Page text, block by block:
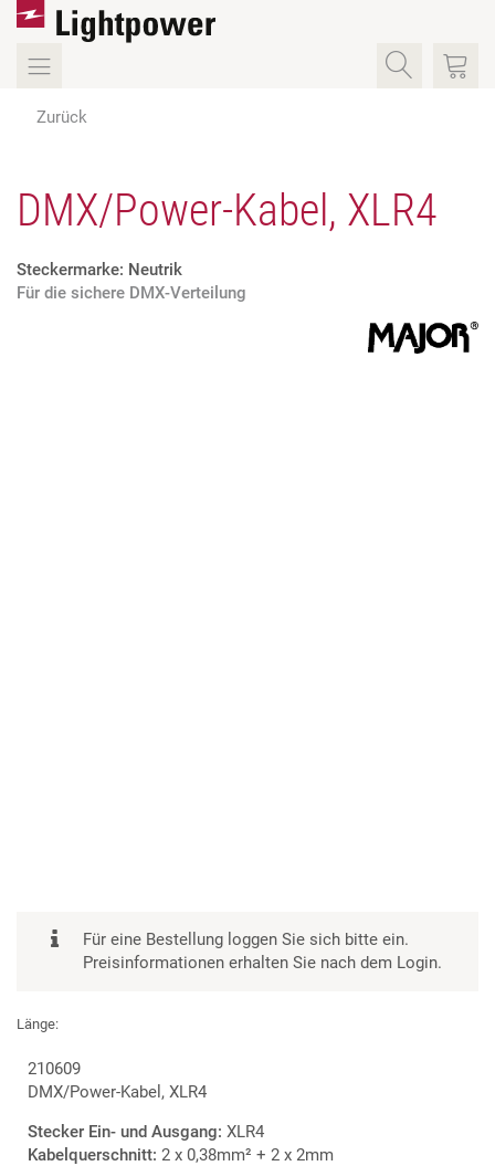
Zurück
DMX/Power-Kabel, XLR4
Steckermarke: Neutrik
Für die sichere DMX-Verteilung
Für eine Bestellung loggen Sie sich bitte ein.
Preisinformationen erhalten Sie nach dem Login.
Länge:
210609
DMX/Power-Kabel, XLR4
Stecker Ein- und Ausgang: XLR4
Kabelquerschnitt: 2 x 0,38mm² + 2 x 2mm